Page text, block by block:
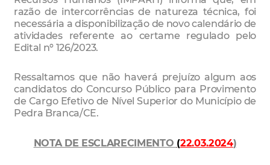
razão de intercorrências de natureza técnica, foi
necessária a disponibilização de novo calendário de
atividades referente ao certame regulado pelo
Edital nº 126/2023.
Ressaltamos que não haverá prejuízo algum aos
candidatos do Concurso Público para Provimento
de Cargo Efetivo de Nível Superior do Município de
Pedra Branca/CE.
NOTA DE ESCLARECIMENTO (22.03.2024)